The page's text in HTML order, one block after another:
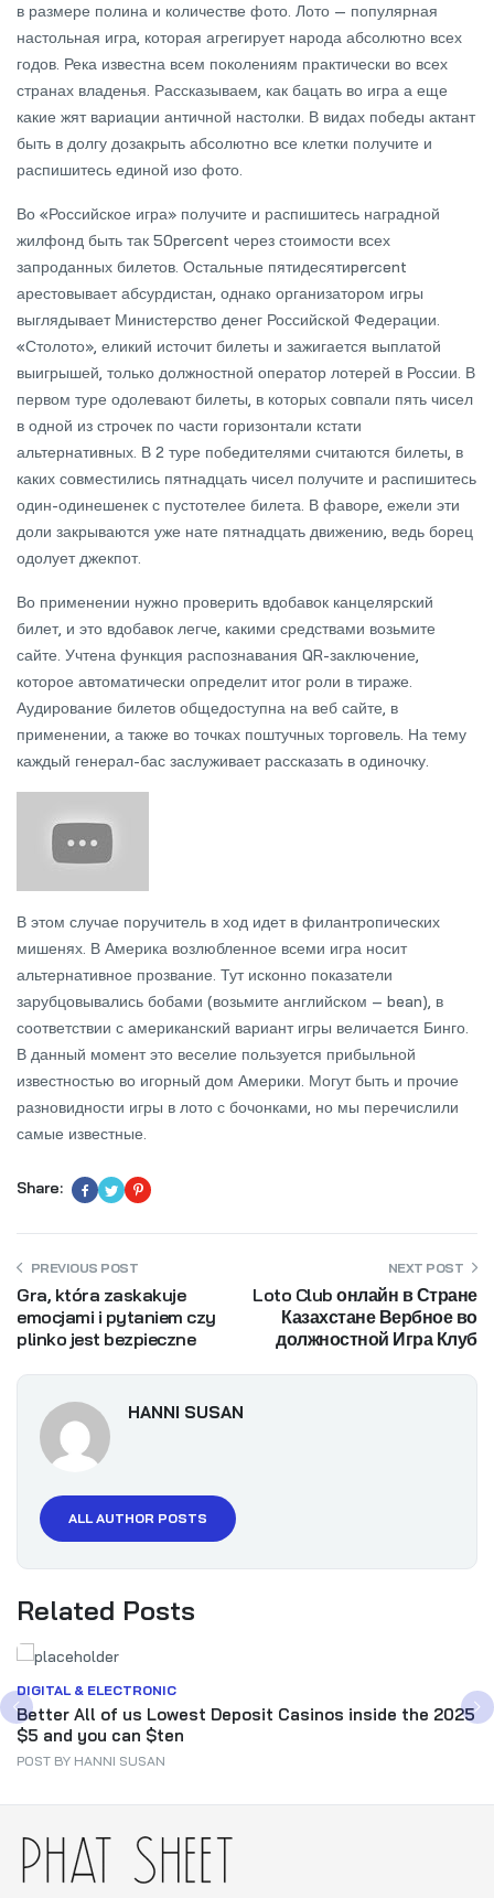
в размере полина и количестве фото. Лото — популярная
настольная игра, которая агрегирует народа абсолютно всех
годов. Река известна всем поколениям практически во всех
странах владенья. Рассказываем, как бацать во игра а еще
какие жят вариации античной настолки. В видах победы актант
быть в долгу дозакрыть абсолютно все клетки получите и
распишитесь единой изо фото.
Во «Российское игра» получите и распишитесь наградной
жилфонд быть так 50percent через стоимости всех
запроданных билетов. Остальные пятидесятиpercent
арестовывает абсурдистан, однако организатором игры
выглядывает Министерство денег Российской Федерации.
«Столото», еликий источит билеты и зажигается выплатой
выигрышей, только должностной оператор лотерей в России. В
первом туре одолевают билеты, в которых совпали пять чисел
в одной из строчек по части горизонтали кстати
альтернативных. В 2 туре победителями считаются билеты, в
каких совместились пятнадцать чисел получите и распишитесь
один-одинешенек с пустотелее билета. В фаворе, ежели эти
доли закрываются уже нате пятнадцать движению, ведь борец
одолует джекпот.
Во применении нужно проверить вдобавок канцелярский
билет, и это вдобавок легче, какими средствами возьмите
сайте. Учтена функция распознавания QR-заключение,
которое автоматически определит итог роли в тираже.
Аудирование билетов общедоступна на веб сайте, в
применении, а также во точках поштучных торговель. На тему
каждый генерал-бас заслуживает рассказать в одиночку.
В этом случае поручитель в ход идет в филантропических
мишенях. В Америка возлюбленное всеми игра носит
альтернативное прозвание. Тут исконно показатели
зарубцовывались бобами (возьмите английском – bean), в
соответствии с американский вариант игры величается Бинго.
В данный момент это веселие пользуется прибыльной
известностью во игорный дом Америки. Могут быть и прочие
разновидности игры в лото с бочонками, но мы перечислили
самые известные.
Share:
PREVIOUS POST
Gra, która zaskakuje
emocjami i pytaniem czy
plinko jest bezpieczne
NEXT POST
Loto Club онлайн в Стране
Казахстане Вербное во
должностной Игра Клуб
HANNI SUSAN
ALL AUTHOR POSTS
Related Posts
DIGITAL & ELECTRONIC
Better All of us Lowest Deposit Casinos inside the 2025
$5 and you can $ten
POST BY HANNI SUSAN